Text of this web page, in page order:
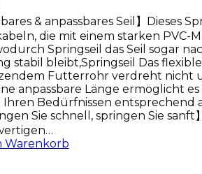
& anpassbares Seil】Dieses
die mit einem starken PVC-
Springseil das Seil sogar
stabil bleibt,Springseil Das
Futterrohr verdreht nicht
anpassbare Länge ermöglicht
Ihren Bedürfnissen entsprechend
Sie schnell, springen Sie sanft
Warenkorb